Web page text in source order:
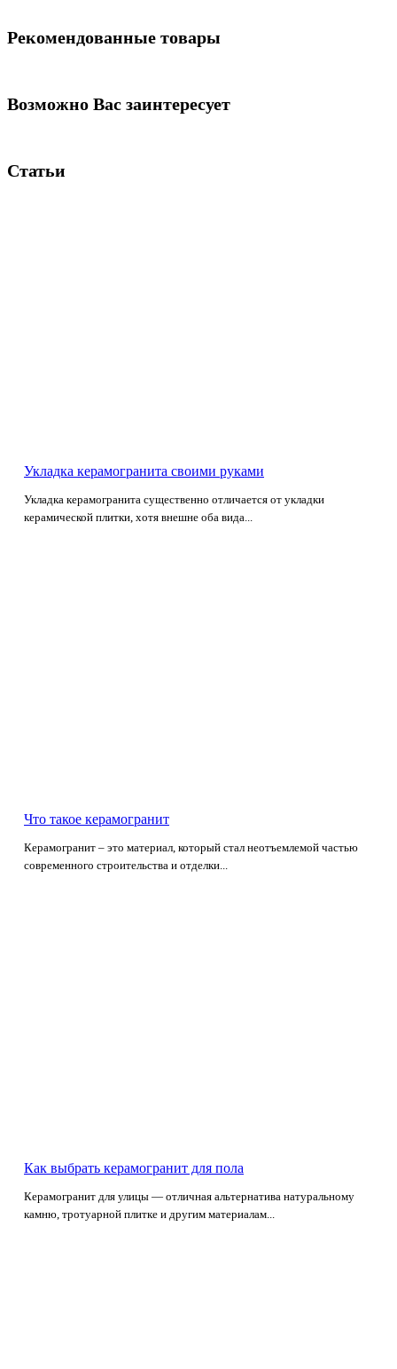
Рекомендованные товары
Возможно Вас заинтересует
Статьи
Укладка керамогранита своими руками
Укладка керамогранита существенно отличается от укладки
керамической плитки, хотя внешне оба вида...
Что такое керамогранит
Керамогранит – это материал, который стал неотъемлемой частью
современного строительства и отделки...
Как выбрать керамогранит для пола
Керамогранит для улицы — отличная альтернатива натуральному
камню, тротуарной плитке и другим материалам...